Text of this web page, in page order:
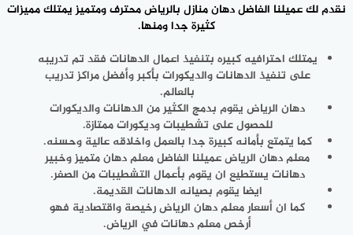
نقدم لك عميلنا الفاضلدهان منازل بالرياض محترف ومتميز يمتلك مميزات
كثيرة جدا ومنها.
يمتلك احترافيه كبيره بتنفيذ اعمال الدهانات فقد تم تدريبه
على تنفيذ الدهانات والديكورات بأكبر وأفضل مراكز تدريب
بالعالم.
دهان الرياض يقوم بدمج الكثير من الدهانات والديكورات
للحصول على تشطيبات وديكورات ممتازة.
كما يتمتع بأمانه كبيرة جدا بالعمل واخلاقه عالية وحسنه.
معلم دهان الرياض عميلنا الفاضل معلم دهان متميز وخبير
دهانات يستطيع ان يقوم بأعمال التشطيبات من الصفر.
ايضا يقوم بصيانه الدهانات القديمة.
كما ان أسعار معلم دهان الرياض رخيصة واقتصادية فهو
أرخص معلم دهانات في الرياض.